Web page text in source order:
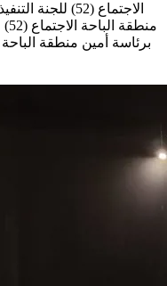
الاجتماع (52) للجنة التنفيذية لمعالجة التشوه البصري
برئاسة أمين منطقة